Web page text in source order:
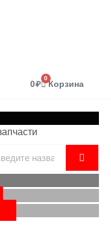
0₽
0
Корзина